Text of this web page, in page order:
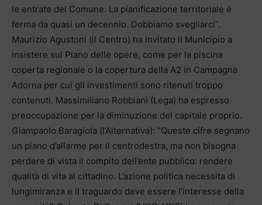
le entrate del Comune. La pianificazione territoriale è
ferma da quasi un decennio. Dobbiamo svegliarci”.
Maurizio Agustoni (il Centro) ha invitato il Municipio a
insistere sul Piano delle opere, come per la piscina
coperta regionale o la copertura della A2 in Campagna
Adorna per cui gli investimenti sono ritenuti troppo
contenuti. Massimiliano Robbiani (Lega) ha espresso
preoccupazione per la diminuzione del capitale proprio.
Giampaolo Baragiola (l’Alternativa): “Queste cifre segnano
un piano d’allarme per il centrodestra, ma non bisogna
perdere di vista il compito dell’ente pubblico: rendere
qualità di vita al cittadino. L’azione politica necessita di
lungimiranza e il traguardo deve essere l’interesse della